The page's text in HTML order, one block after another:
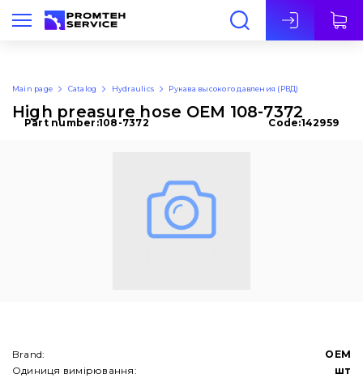
Eng
Main page Catalog Hydraulics Рукава высокого давления (РВД)
High preasure hose OEM 108-7372
Part number:108-7372 Code:142959
Brand:
OEM
Одиниця вимірювання:
шт